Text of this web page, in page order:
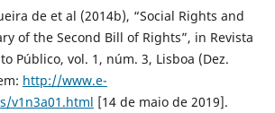
de et al (2014b), “Social Rights and
of the Second Bill of Rights”, in Revista
Público, vol. 1, núm. 3, Lisboa (Dez.
http://www.e-
v1n3a01.html [14 de maio de 2019].